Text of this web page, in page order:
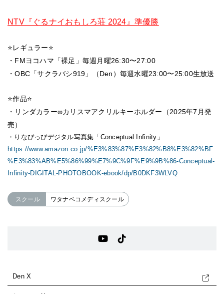
NTV『ぐるナイおもしろ荘 2024』準優勝
⭐️レギュラー⭐️
・FMヨコハマ「裸足」毎週月曜26:30〜27:00
・OBC「サクラバシ919」（Den）毎週水曜23:00〜25:00生放送
⭐️作品⭐️
・リンダカラー∞カリスマアクリルキーホルダー（2025年7月発
売）
・りなぴっぴデジタル写真集「Conceptual Infinity」
https://www.amazon.co.jp/%E3%83%87%E3%82%B8%E3%82%BF
%E3%83%AB%E5%86%99%E7%9C%9F%E9%9B%86-Conceptual-
Infinity-DIGITAL-PHOTOBOOK-ebook/dp/B0DKF3WLVQ
スクール ワタナベコメディスクール
Den X